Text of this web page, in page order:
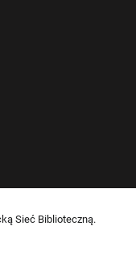
Sieć Biblioteczną.